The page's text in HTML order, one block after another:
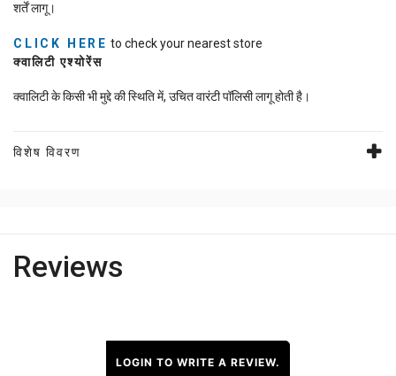
शर्तें लागू।
CLICK HERE to check your nearest store
क्वालिटी एश्योरेंस
क्वालिटी के किसी भी मुद्दे की स्थिति में, उचित वारंटी पॉलिसी लागू होती है।
विशेष विवरण
Reviews
LOGIN TO WRITE A REVIEW.